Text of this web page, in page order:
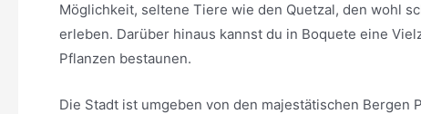
Möglichkeit, seltene Tiere wie den Quetzal, den wohl
erleben. Darüber hinaus kannst du in Boquete eine
Pflanzen bestaunen.
Die Stadt ist umgeben von den majestätischen